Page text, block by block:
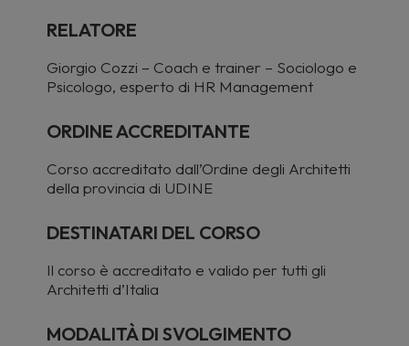
RELATORE
Giorgio Cozzi – Coach e trainer – Sociologo e
Psicologo, esperto di HR Management
ORDINE ACCREDITANTE
Corso accreditato dall’Ordine degli Architetti
della provincia di UDINE
DESTINATARI DEL CORSO
Il corso è accreditato e valido per tutti gli
Architetti d’Italia
MODALITÀ DI SVOLGIMENTO